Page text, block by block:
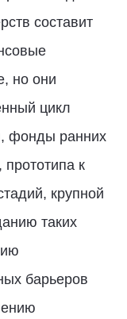
составит
но они
цикл
фонды ранних
к
крупной
таких
барьеров